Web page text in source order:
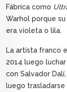
Fábrica como
Warhol porque
era violeta o lila.
La artista franco
2014 luego
con Salvador
luego